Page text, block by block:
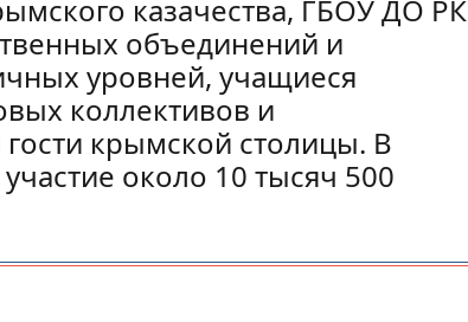
казачества, ГБОУ ДО РК
объединений и
уровней, учащиеся
коллективов и
крымской столицы. В
около 10 тысяч 500